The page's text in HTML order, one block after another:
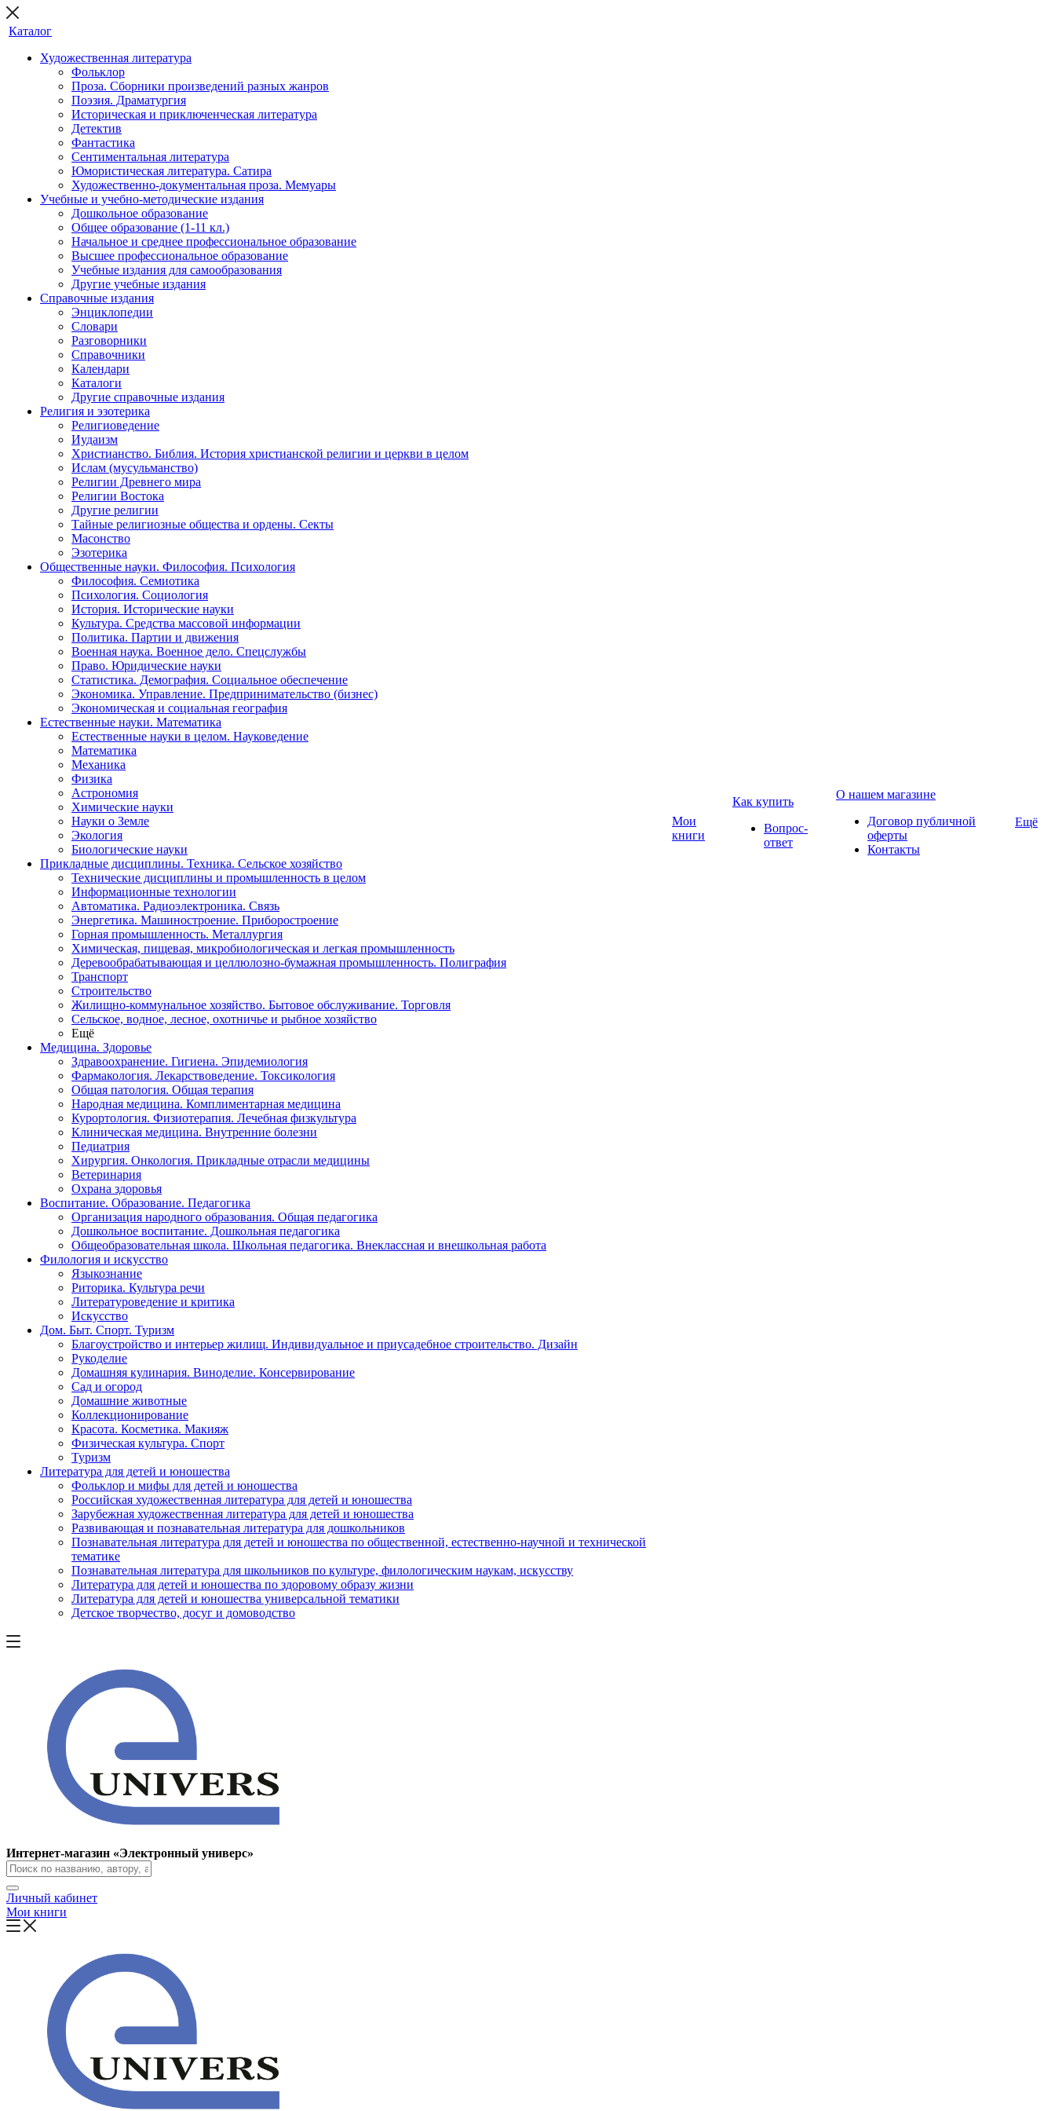
Каталог
Художественная литература
Фольклор
Проза. Сборники произведений разных жанров
Поэзия. Драматургия
Историческая и приключенческая литература
Детектив
Фантастика
Сентиментальная литература
Юмористическая литература. Сатира
Художественно-документальная проза. Мемуары
Учебные и учебно-методические издания
Дошкольное образование
Общее образование (1-11 кл.)
Начальное и среднее профессиональное образование
Высшее профессиональное образование
Учебные издания для самообразования
Другие учебные издания
Справочные издания
Энциклопедии
Словари
Разговорники
Справочники
Календари
Каталоги
Другие справочные издания
Религия и эзотерика
Религиоведение
Иудаизм
Христианство. Библия. История христианской религии и церкви в целом
Ислам (мусульманство)
Религии Древнего мира
Религии Востока
Другие религии
Тайные религиозные общества и ордены. Секты
Масонство
Эзотерика
Общественные науки. Философия. Психология
Философия. Семиотика
Психология. Социология
История. Исторические науки
Культура. Средства массовой информации
Политика. Партии и движения
Военная наука. Военное дело. Спецслужбы
Право. Юридические науки
Статистика. Демография. Социальное обеспечение
Экономика. Управление. Предпринимательство (бизнес)
Экономическая и социальная география
Естественные науки. Математика
Естественные науки в целом. Науковедение
Математика
Механика
Физика
Астрономия
Химические науки
Науки о Земле
Экология
Биологические науки
Прикладные дисциплины. Техника. Сельское хозяйство
Технические дисциплины и промышленность в целом
Информационные технологии
Автоматика. Радиоэлектроника. Связь
Энергетика. Машиностроение. Приборостроение
Горная промышленность. Металлургия
Химическая, пищевая, микробиологическая и легкая промышленность
Деревообрабатывающая и целлюлозно-бумажная промышленность. Полиграфия
Транспорт
Строительство
Жилищно-коммунальное хозяйство. Бытовое обслуживание. Торговля
Сельское, водное, лесное, охотничье и рыбное хозяйство
Ещё
Медицина. Здоровье
Здравоохранение. Гигиена. Эпидемиология
Фармакология. Лекарствоведение. Токсикология
Общая патология. Общая терапия
Народная медицина. Комплиментарная медицина
Курортология. Физиотерапия. Лечебная физкультура
Клиническая медицина. Внутренние болезни
Педиатрия
Хирургия. Онкология. Прикладные отрасли медицины
Ветеринария
Охрана здоровья
Воспитание. Образование. Педагогика
Организация народного образования. Общая педагогика
Дошкольное воспитание. Дошкольная педагогика
Общеобразовательная школа. Школьная педагогика. Внеклассная и внешкольная работа
Филология и искусство
Языкознание
Риторика. Культура речи
Литературоведение и критика
Искусство
Дом. Быт. Спорт. Туризм
Благоустройство и интерьер жилищ. Индивидуальное и приусадебное строительство. Дизайн
Рукоделие
Домашняя кулинария. Виноделие. Консервирование
Сад и огород
Домашние животные
Коллекционирование
Красота. Косметика. Макияж
Физическая культура. Спорт
Туризм
Литература для детей и юношества
Фольклор и мифы для детей и юношества
Российская художественная литература для детей и юношества
Зарубежная художественная литература для детей и юношества
Развивающая и познавательная литература для дошкольников
Познавательная литература для детей и юношества по общественной, естественно-научной и технической
тематике
Познавательная литература для школьников по культуре, филологическим наукам, искусству
Литература для детей и юношества по здоровому образу жизни
Литература для детей и юношества универсальной тематики
Детское творчество, досуг и домоводство
Мои
книги
Как купить
Вопрос-
ответ
О нашем магазине
Договор публичной
оферты
Контакты
Ещё
Интернет-магазин «Электронный универс»
Личный кабинет
Мои книги